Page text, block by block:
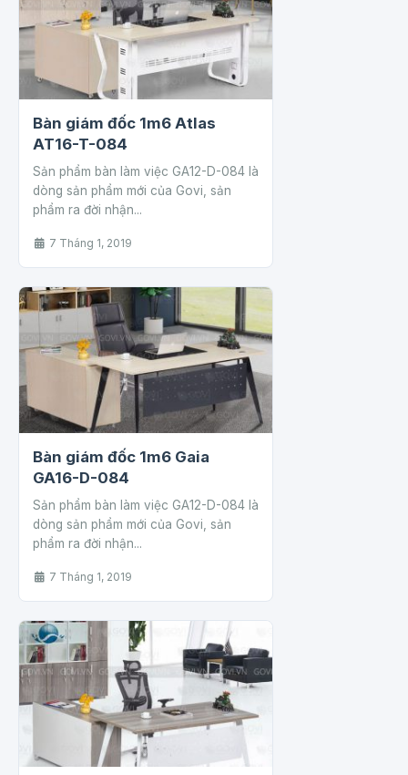
Bàn giám đốc 1m6 Atlas
AT16-T-084
Sản phẩm bàn làm việc GA12-D-084 là
dòng sản phẩm mới của Govi, sản
phẩm ra đời nhận...
7 Tháng 1, 2019
Bàn giám đốc 1m6 Gaia
GA16-D-084
Sản phẩm bàn làm việc GA12-D-084 là
dòng sản phẩm mới của Govi, sản
phẩm ra đời nhận...
7 Tháng 1, 2019